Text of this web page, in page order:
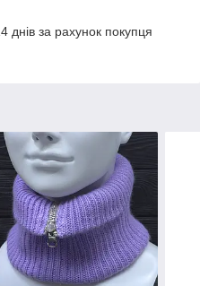
за рахунок покупця